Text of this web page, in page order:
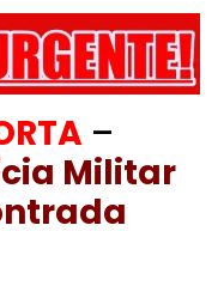
–
Militar